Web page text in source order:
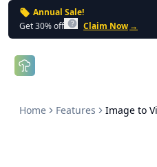
Annual Sale!
Get 30% off
Claim Now →
Home Features Image to